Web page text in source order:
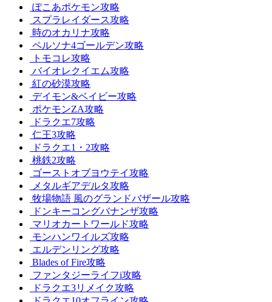
ぽこあポケモン攻略
スプラレイダース攻略
時のオカリナ攻略
ペルソナ4ゴールデン攻略
トモコレ攻略
バイオレクイエム攻略
紅の砂漠攻略
デイモン&ベイビー攻略
ポケモンZA攻略
ドラクエ7攻略
仁王3攻略
ドラクエ1・2攻略
桃鉄2攻略
ゴーストオブヨウテイ攻略
メタルギアデルタ攻略
牧場物語 風のグランドバザール攻略
ドンキーコングバナンザ攻略
マリオカートワールド攻略
モンハンワイルズ攻略
エルデンリング攻略
Blades of Fire攻略
ファンタジーライフi攻略
ドラクエ3リメイク攻略